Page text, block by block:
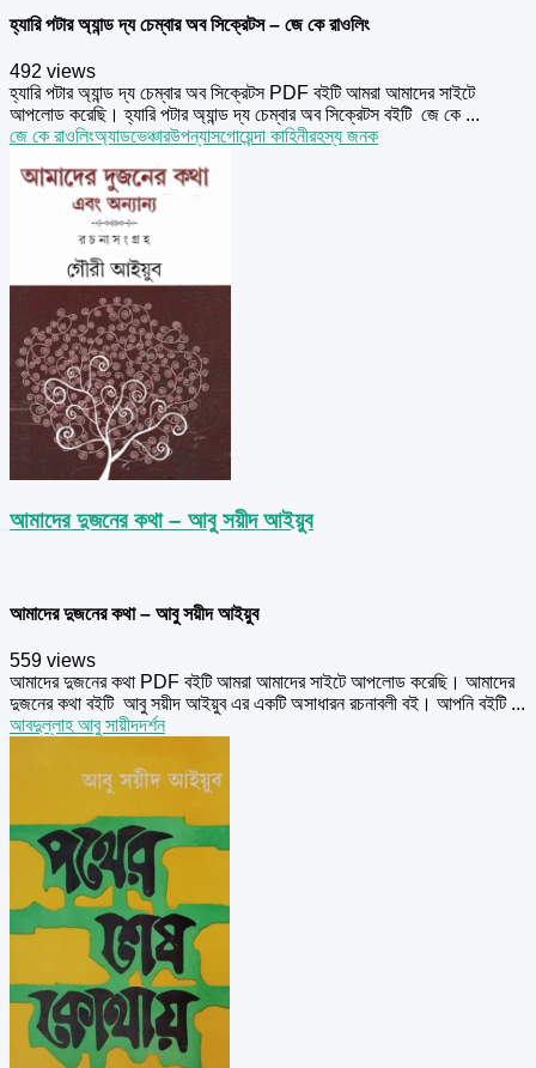
হ্যারি পটার অ্যান্ড দ্য চেম্বার অব সিক্রেটস – জে কে রাওলিং
492 views
হ্যারি পটার অ্যান্ড দ্য চেম্বার অব সিক্রেটস PDF বইটি আমরা আমাদের সাইটে
আপলোড করেছি। হ্যারি পটার অ্যান্ড দ্য চেম্বার অব সিক্রেটস বইটি জে কে ...
জে কে রাওলিংঅ্যাডভেঞ্চারউপন্যাসগোয়েন্দা কাহিনীরহস্য জনক
আমাদের দুজনের কথা – আবু সয়ীদ আইয়ুব
আমাদের দুজনের কথা – আবু সয়ীদ আইয়ুব
559 views
আমাদের দুজনের কথা PDF বইটি আমরা আমাদের সাইটে আপলোড করেছি। আমাদের
দুজনের কথা বইটি আবু সয়ীদ আইয়ুব এর একটি অসাধারন রচনাবলী বই। আপনি বইটি ...
আবদুল্লাহ আবু সায়ীদদর্শন